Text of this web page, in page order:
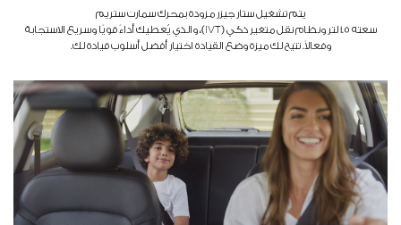
يتم تشغيل ستار جيزر مزودة بمحرك سمارت ستريم
سعته 1.5 لتر ونظام نقل متغير ذكي (IVT)، والذي يُعطيك أداءً قويًا وسريع الاستجابة
وفعالاً. تتيح لك ميزة وضع القيادة اختيار أفضل أسلوب قيادة لك.